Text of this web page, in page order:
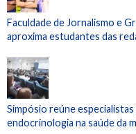
Faculdade de Jornalismo e
aproxima estudantes das
Simpósio reúne
endocrinologia na saúde da